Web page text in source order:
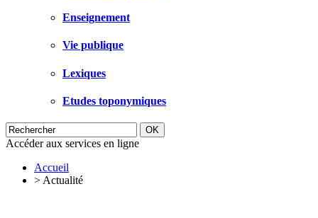
Enseignement
Vie publique
Lexiques
Etudes toponymiques
Accéder aux services en ligne
Accueil
> Actualité